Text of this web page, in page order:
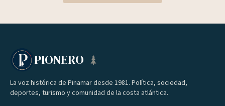
PIONERO
La voz histórica de Pinamar desde 1981. Política, sociedad,
deportes, turismo y comunidad de la costa atlántica.